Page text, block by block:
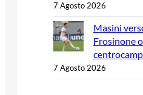
7 Agosto 2026
Masini
Frosinone
7 Agosto 2026